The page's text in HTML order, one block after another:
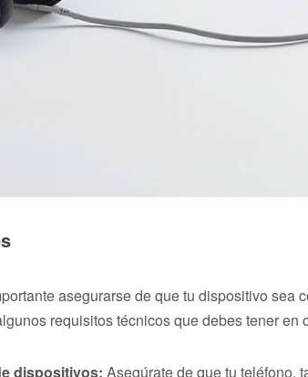
asegurarse de que tu dispositivo sea
requisitos técnicos que debes tener en
dispositivos: Asegúrate de que tu teléfono,